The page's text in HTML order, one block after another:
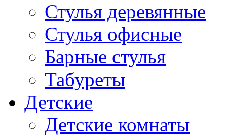
Стулья деревянные
Стулья офисные
Барные стулья
Табуреты
Детские
Детские комнаты